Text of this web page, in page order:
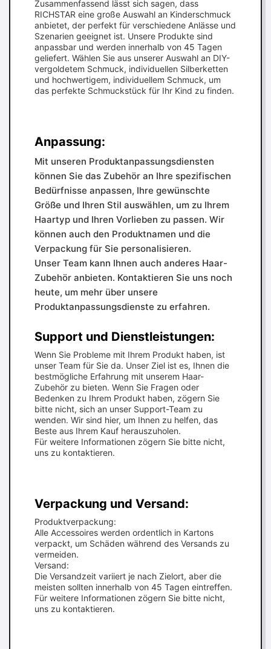
Zusammenfassend lässt sich sagen, dass
RICHSTAR eine große Auswahl an Kinderschmuck
anbietet, der perfekt für verschiedene Anlässe und
Szenarien geeignet ist. Unsere Produkte sind
anpassbar und werden innerhalb von 45 Tagen
geliefert. Wählen Sie aus unserer Auswahl an DIY-
vergoldetem Schmuck, individuellen Silberketten
und hochwertigem, individuellem Schmuck, um
das perfekte Schmuckstück für Ihr Kind zu finden.
Anpassung:
Mit unseren Produktanpassungsdiensten
können Sie das Zubehör an Ihre spezifischen
Bedürfnisse anpassen, Ihre gewünschte
Größe und Ihren Stil auswählen, um zu Ihrem
Haartyp und Ihren Vorlieben zu passen. Wir
können auch den Produktnamen und die
Verpackung für Sie personalisieren.
Unser Team kann Ihnen auch anderes Haar-
Zubehör anbieten. Kontaktieren Sie uns noch
heute, um mehr über unsere
Produktanpassungsdienste zu erfahren.
Support und Dienstleistungen:
Wenn Sie Probleme mit Ihrem Produkt haben, ist
unser Team für Sie da. Unser Ziel ist es, Ihnen die
bestmögliche Erfahrung mit unserem Haar-
Zubehör zu bieten. Wenn Sie Fragen oder
Bedenken zu Ihrem Produkt haben, zögern Sie
bitte nicht, sich an unser Support-Team zu
wenden. Wir sind hier, um Ihnen zu helfen, das
Beste aus Ihrem Kauf herauszuholen.
Für weitere Informationen zögern Sie bitte nicht,
uns zu kontaktieren.
Verpackung und Versand:
Produktverpackung:
Alle Accessoires werden ordentlich in Kartons
verpackt, um Schäden während des Versands zu
vermeiden.
Versand:
Die Versandzeit variiert je nach Zielort, aber die
meisten sollten innerhalb von 45 Tagen eintreffen.
Für weitere Informationen zögern Sie bitte nicht,
uns zu kontaktieren.